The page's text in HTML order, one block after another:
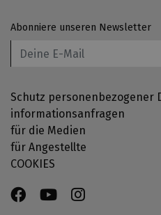
Abonniere unseren Newsletter
Schutz personenbezogener
informationsanfragen
für die Medien
für Angestellte
COOKIES